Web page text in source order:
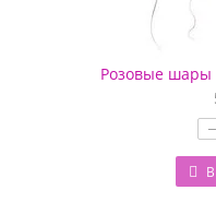
Розовые шары
–